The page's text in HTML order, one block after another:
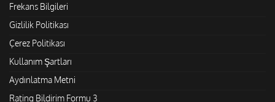
Frekans Bilgileri
Gizlilik Politikası
Çerez Politikası
Kullanım Şartları
Aydınlatma Metni
Rating Bildirim Formu 3